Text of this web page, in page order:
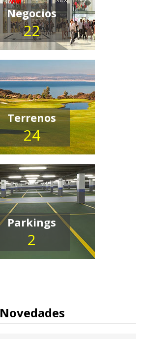
Negocios
22
Terrenos
24
Parkings
2
Novedades